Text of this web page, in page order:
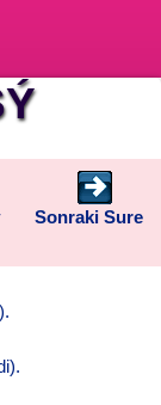
Sonraki Sure